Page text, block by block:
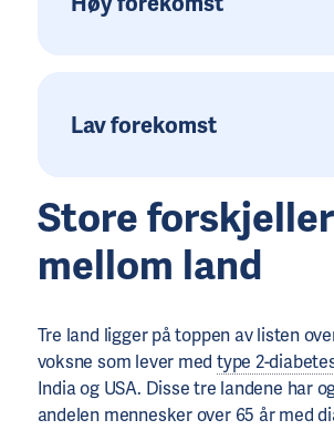
Lav forekomst
Store forskjeller
mellom land
Tre land ligger på toppen av listen
voksne som lever med type 2-
India og USA. Disse tre landene har
andelen mennesker over 65 år med